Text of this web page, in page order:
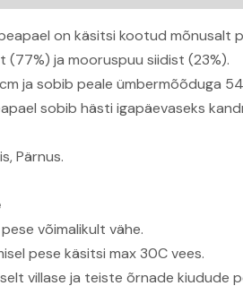
on käsitsi kootud mõnusalt
(77%) ja mooruspuu siidist (23%).
ja sobib peale ümbermõõduga
sobib hästi igapäevaseks
Pärnus.
võimalikult vähe.
pese käsitsi max 30C vees.
villase ja teiste õrnade kiudude